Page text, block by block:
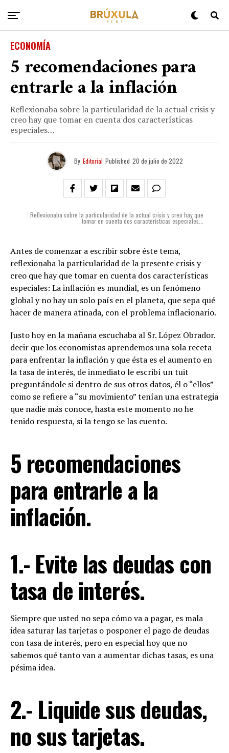
ECONOMÍA
5 recomendaciones para
entrarle a la inflación
Reflexionaba sobre la particularidad de la actual crisis y
creo hay que tomar en cuenta dos características
especiales…
By Editorial Published 20 de julio de 2022
Reflexionaba sobre la particularidad de la actual crisis y creo hay que
tomar en cuenta dos características especiales...
Antes de comenzar a escribir sobre éste tema,
reflexionaba la particularidad de la presente crisis y
creo que hay que tomar en cuenta dos características
especiales: La inflación es mundial, es un fenómeno
global y no hay un solo país en el planeta, que sepa qué
hacer de manera atinada, con el problema inflacionario.
Justo hoy en la mañana escuchaba al Sr. López Obrador.
decir que los economistas aprendemos una sola receta
para enfrentar la inflación y que ésta es el aumento en
la tasa de interés, de inmediato le escribí un tuit
preguntándole si dentro de sus otros datos, él o “ellos”
como se refiere a “su movimiento” tenían una estrategia
que nadie más conoce, hasta este momento no he
tenido respuesta, si la tengo se las cuento.
5 recomendaciones
para entrarle a la
inflación.
1.- Evite las deudas con
tasa de interés.
Siempre que usted no sepa cómo va a pagar, es mala
idea saturar las tarjetas o posponer el pago de deudas
con tasa de interés, pero en especial hoy que no
sabemos qué tanto van a aumentar dichas tasas, es una
pésima idea.
2.- Liquide sus deudas,
no sus tarjetas.